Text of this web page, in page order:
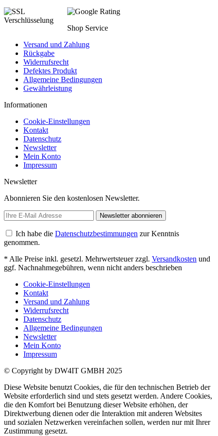
Shop Service
Versand und Zahlung
Rückgabe
Widerrufsrecht
Defektes Produkt
Allgemeine Bedingungen
Gewährleistung
Informationen
Cookie-Einstellungen
Kontakt
Datenschutz
Newsletter
Mein Konto
Impressum
Newsletter
Abonnieren Sie den kostenlosen Newsletter.
Newsletter abonnieren
Ich habe die Datenschutzbestimmungen zur Kenntnis
genommen.
* Alle Preise inkl. gesetzl. Mehrwertsteuer zzgl. Versandkosten und
ggf. Nachnahmegebühren, wenn nicht anders beschrieben
Cookie-Einstellungen
Kontakt
Versand und Zahlung
Widerrufsrecht
Datenschutz
Allgemeine Bedingungen
Newsletter
Mein Konto
Impressum
© Copyright by DW4IT GMBH 2025
Diese Website benutzt Cookies, die für den technischen Betrieb der
Website erforderlich sind und stets gesetzt werden. Andere Cookies,
die den Komfort bei Benutzung dieser Website erhöhen, der
Direktwerbung dienen oder die Interaktion mit anderen Websites
und sozialen Netzwerken vereinfachen sollen, werden nur mit Ihrer
Zustimmung gesetzt.